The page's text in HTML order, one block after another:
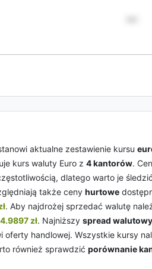
•••
aktualne zestawienie kursu
kurs waluty Euro z 4 kantorów.
dlatego warto je
także ceny hurtowe
. Aby najdrożej sprzedać walutę
zł. Najniższy spread walutowy
oferty handlowej. Wszystkie kursy
również sprawdzić porównanie